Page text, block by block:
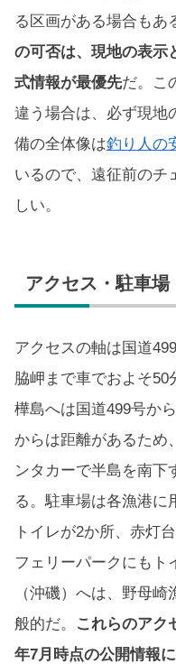
る区画がある場合もあ
の可否は、現地の表示
式情報が最優先だ。こ
違う場合は、必ず現地
備の全体像は釣り人の
いるので、遠征前のチ
しい。
アクセス・駐車場
アクセスの軸は国道
脇岬まで車でおよそ50
樺島へは国道499号か
からは距離があるため
ンタカーで半島を南下
る。駐車場は各漁港に
トイレが2か所、赤灯
フェリーパークにもト
（沖磯）へは、野母
般的だ。
これらのアク
年7月時点の公開情報